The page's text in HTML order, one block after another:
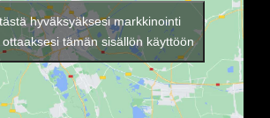
hyväksyäksesi markkinointi
tämän sisällön käyttöön